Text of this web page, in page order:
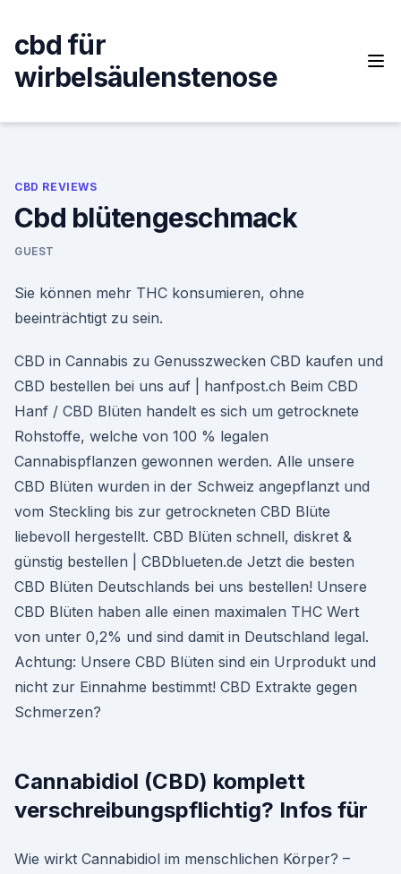
content
cbd für
wirbelsäulenstenose
CBD REVIEWS
Cbd blütengeschmack
GUEST
Sie können mehr THC konsumieren, ohne
beeinträchtigt zu sein.
CBD in Cannabis zu Genusszwecken CBD kaufen und
CBD bestellen bei uns auf | hanfpost.ch Beim CBD
Hanf / CBD Blüten handelt es sich um getrocknete
Rohstoffe, welche von 100 % legalen
Cannabispflanzen gewonnen werden. Alle unsere
CBD Blüten wurden in der Schweiz angepflanzt und
vom Steckling bis zur getrockneten CBD Blüte
liebevoll hergestellt. CBD Blüten schnell, diskret &
günstig bestellen | CBDblueten.de Jetzt die besten
CBD Blüten Deutschlands bei uns bestellen! Unsere
CBD Blüten haben alle einen maximalen THC Wert
von unter 0,2% und sind damit in Deutschland legal.
Achtung: Unsere CBD Blüten sind ein Urprodukt und
nicht zur Einnahme bestimmt! CBD Extrakte gegen
Schmerzen?
Cannabidiol (CBD) komplett
verschreibungspflichtig? Infos für
Wie wirkt Cannabidiol im menschlichen Körper? –